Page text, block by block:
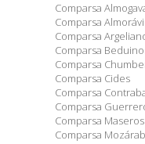
Comparsa
Comparsa
Comparsa
Comparsa
Comparsa
Comparsa Cides
Comparsa
Comparsa
Comparsa Maseros
Comparsa